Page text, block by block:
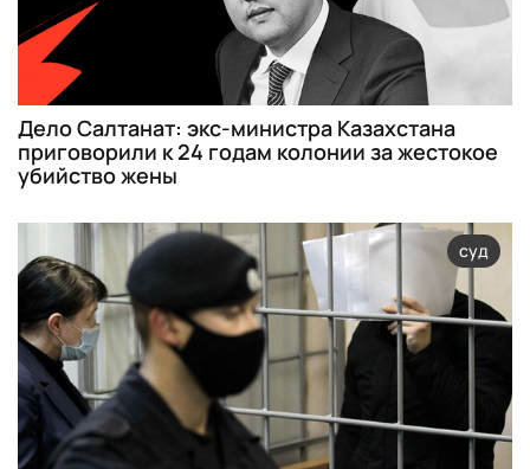
Дело Салтанат: экс-министра Казахстана
приговорили к 24 годам колонии за жестокое
убийство жены
суд